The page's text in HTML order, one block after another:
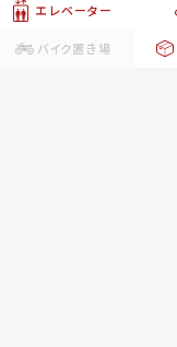
エレベーター
バイク置き場